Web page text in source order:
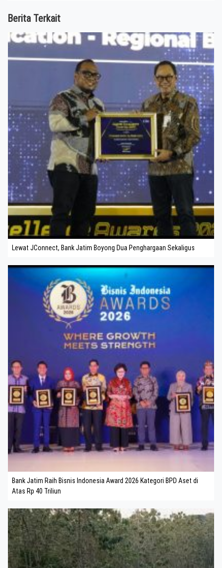
Berita Terkait
Lewat JConnect, Bank Jatim Boyong Dua Penghargaan Sekaligus
Bank Jatim Raih Bisnis Indonesia Award 2026 Kategori BPD Aset di
Atas Rp 40 Triliun